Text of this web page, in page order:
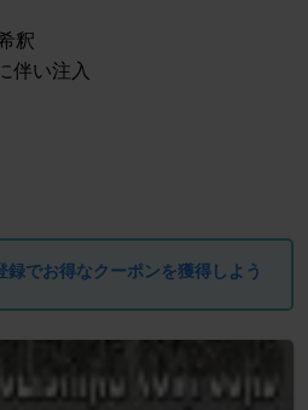
釈
伴い注入
でお得なクーポンを獲得しよう